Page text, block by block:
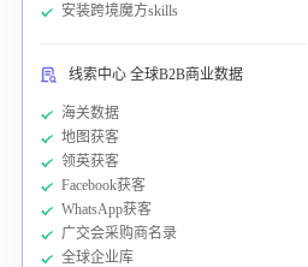
安装跨境魔方skills
线索中心 全球B2B商业数据
海关数据
地图获客
领英获客
Facebook获客
WhatsApp获客
广交会采购商名录
全球企业库